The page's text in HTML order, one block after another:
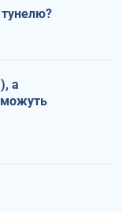
тунелю?
а
можуть